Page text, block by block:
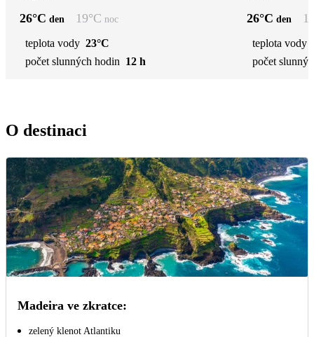
26°C den 19°C noc
teplota vody 23°C
počet slunných hodin 12 h
26°C den
teplota vody
počet
O destinaci
Madeira ve zkratce:
zelený klenot Atlantiku